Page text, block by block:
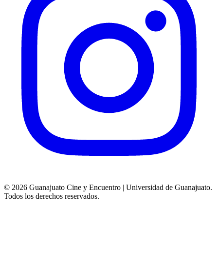
© 2026 Guanajuato Cine y Encuentro | Universidad de Guanajuato.
Todos los derechos reservados.